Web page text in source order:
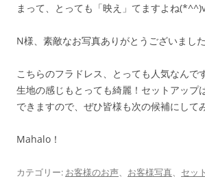
まって、とっても「映え」てますよね
N様、素敵なお写真ありがとうございまし
こちらのフラドレス、とっても人気なんで
生地の感じもとっても綺麗！セットアップ
できますので、ぜひ皆様も次の候補にして
Mahalo！
カテゴリー: お客様のお声、 お客様写真、 セッ